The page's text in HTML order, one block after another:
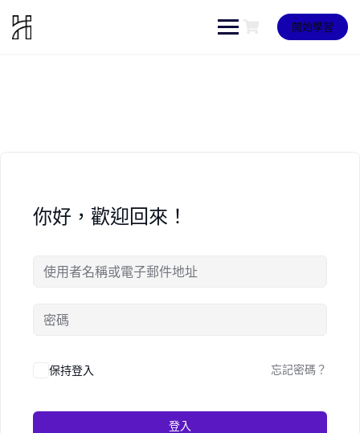
content
開始學習
你好，歡迎回來！
保持登入 忘記密碼？
登入